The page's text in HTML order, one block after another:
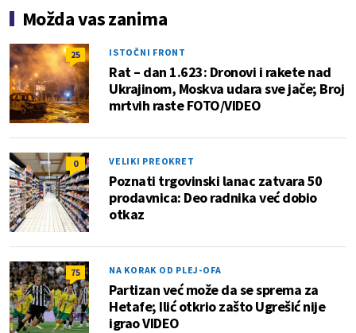
Možda vas zanima
25 ISTOČNI FRONT
Rat – dan 1.623: Dronovi i rakete nad
Ukrajinom, Moskva udara sve jače; Broj
mrtvih raste FOTO/VIDEO
0 VELIKI PREOKRET
Poznati trgovinski lanac zatvara 50
prodavnica: Deo radnika već dobio
otkaz
75 NA KORAK OD PLEJ-OFA
Partizan već može da se sprema za
Hetafe; Ilić otkrio zašto Ugrešić nije
igrao VIDEO